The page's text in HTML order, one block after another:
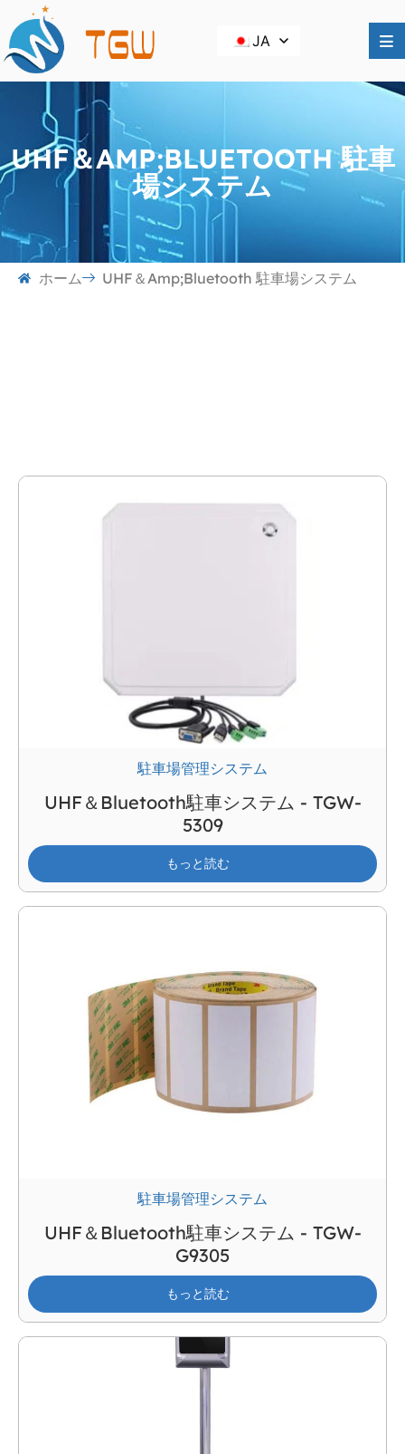
JA
UHF＆AMP;BLUETOOTH 駐車
場システム
ホーム UHF＆amp;Bluetooth 駐車場システム
駐車場管理システム
UHF＆Bluetooth駐車システム - TGW-
5309
もっと読む
駐車場管理システム
UHF＆Bluetooth駐車システム - TGW-
G9305
もっと読む